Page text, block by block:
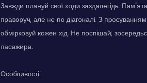
Завжди плануй свої ходи заздалегідь.
праворуч, але не по діагоналі. З
обмірковуй кожен хід. Не поспішай;
пасажира.
Особливості